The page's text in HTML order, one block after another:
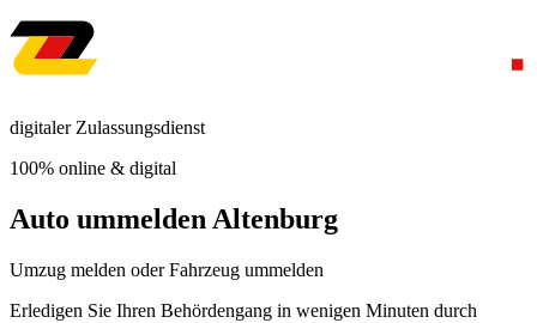
digitaler Zulassungsdienst
100% online & digital
Auto ummelden Altenburg
Umzug melden oder Fahrzeug ummelden
Erledigen Sie Ihren Behördengang in wenigen Minuten durch